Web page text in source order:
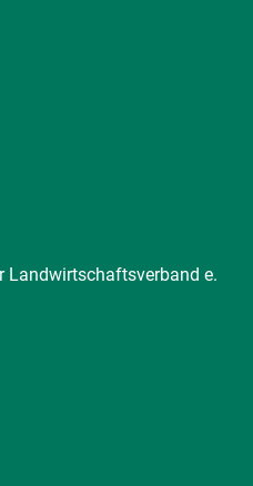
Landwirtschaftsverband e.